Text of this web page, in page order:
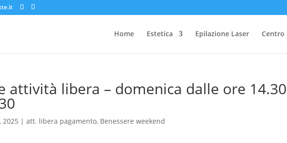
Home Estetica Epilazione Laser Centro
attività libera – domenica dalle ore 14.30
2025 |att. libera pagamento, Benessere weekend